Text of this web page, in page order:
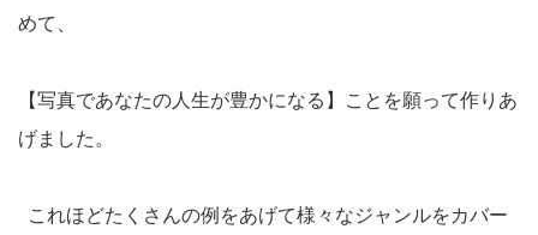
めて、
【写真であなたの人生が豊かになる】ことを願って作りあ
げました。
これほどたくさんの例をあげて様々なジャンルをカバー